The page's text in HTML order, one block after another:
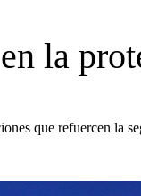
la
que refuercen la